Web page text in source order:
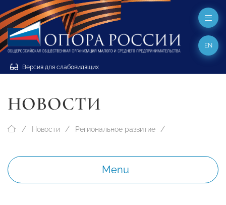
Версия для слабовидящих
EN
НОВОСТИ
Новости Региональное развитие
Menu